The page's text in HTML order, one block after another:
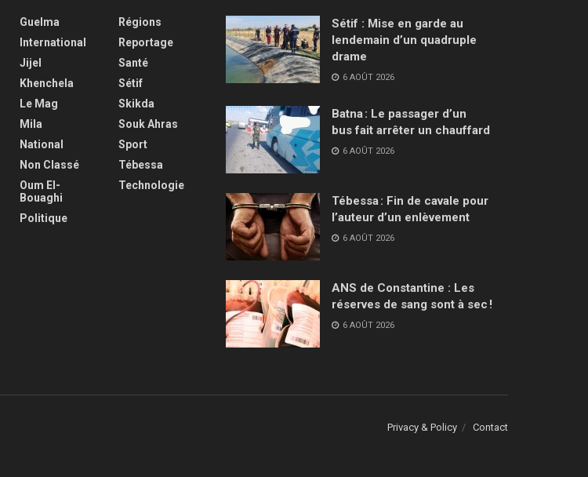
Guelma
International
Jijel
Khenchela
Le Mag
Mila
National
Non Classé
Oum El-
Bouaghi
Politique
Régions
Reportage
Santé
Sétif
Skikda
Souk Ahras
Sport
Tébessa
Technologie
Sétif : Mise en garde au
lendemain d’un quadruple
drame
6 AOÛT 2026
Batna : Le passager d’un
bus fait arrêter un chauffard
6 AOÛT 2026
Tébessa : Fin de cavale pour
l’auteur d’un enlèvement
6 AOÛT 2026
ANS de Constantine : Les
réserves de sang sont à sec !
6 AOÛT 2026
Privacy & Policy Contact